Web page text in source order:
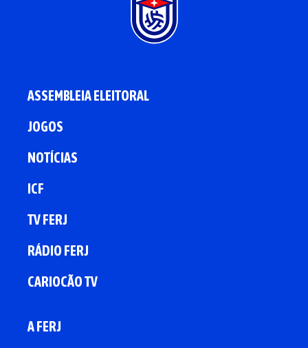
ASSEMBLEIA ELEITORAL
JOGOS
NOTÍCIAS
ICF
TV FERJ
RÁDIO FERJ
CARIOCÃO TV
A FERJ